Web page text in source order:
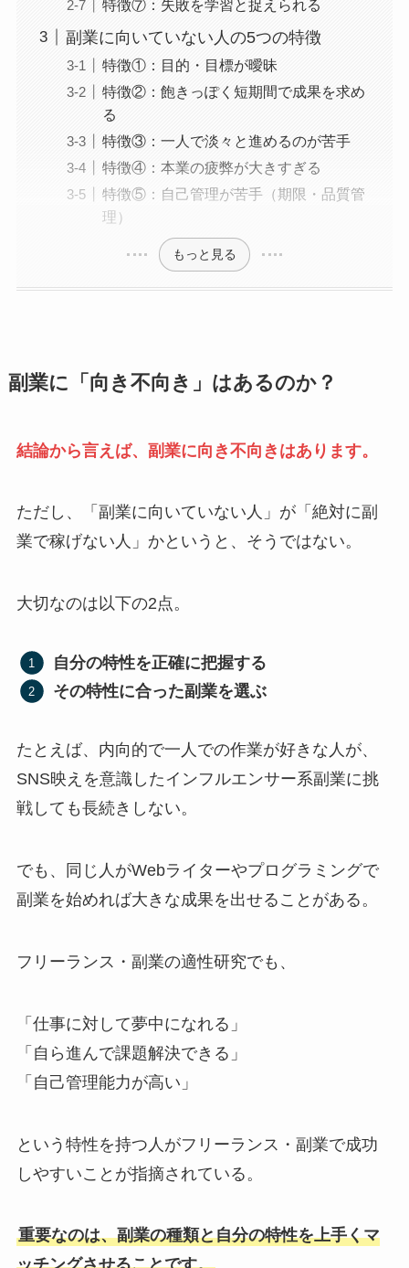
特徴⑦：失敗を学習と捉えられる
副業に向いていない人の5つの特徴
特徴①：目的・目標が曖昧
特徴②：飽きっぽく短期間で成果を求め
る
特徴③：一人で淡々と進めるのが苦手
特徴④：本業の疲弊が大きすぎる
特徴⑤：自己管理が苦手（期限・品質管
理）
もっと見る
副業に「向き不向き」はあるのか？
結論から言えば、副業に向き不向きはあります。
ただし、「副業に向いていない人」が「絶対に副
業で稼げない人」かというと、そうではない。
大切なのは以下の2点。
自分の特性を正確に把握する
その特性に合った副業を選ぶ
たとえば、内向的で一人での作業が好きな人が、
SNS映えを意識したインフルエンサー系副業に挑
戦しても長続きしない。
でも、同じ人がWebライターやプログラミングで
副業を始めれば大きな成果を出せることがある。
フリーランス・副業の適性研究でも、
「仕事に対して夢中になれる」
「自ら進んで課題解決できる」
「自己管理能力が高い」
という特性を持つ人がフリーランス・副業で成功
しやすいことが指摘されている。
重要なのは、副業の種類と自分の特性を上手くマ